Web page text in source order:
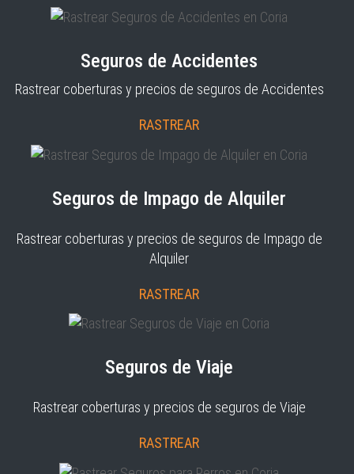
Seguros de Accidentes
Rastrear coberturas y precios de seguros de Accidentes
RASTREAR
Seguros de Impago de Alquiler
Rastrear coberturas y precios de seguros de Impago de
Alquiler
RASTREAR
Seguros de Viaje
Rastrear coberturas y precios de seguros de Viaje
RASTREAR